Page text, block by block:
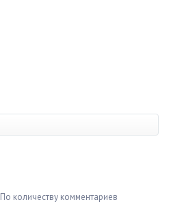
По количеству комментариев